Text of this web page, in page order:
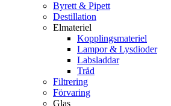
Byrett & Pipett
Destillation
Elmateriel
Kopplingsmateriel
Lampor & Lysdioder
Labsladdar
Tråd
Filtrering
Förvaring
Glas